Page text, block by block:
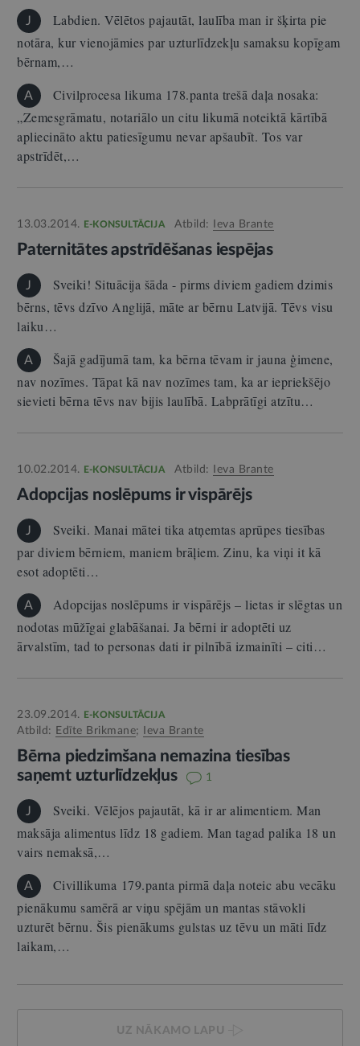
J
Labdien. Vēlētos pajautāt, laulība man ir šķirta pie
notāra, kur vienojāmies par uzturlīdzekļu samaksu kopīgam
bērnam,…
A
Civilprocesa likuma 178.panta trešā daļa nosaka:
„Zemesgrāmatu, notariālo un citu likumā noteiktā kārtībā
apliecināto aktu patiesīgumu nevar apšaubīt. Tos var
apstrīdēt,…
13.03.2014. E-KONSULTĀCIJA Atbild: Ieva Brante
Paternitātes apstrīdēšanas iespējas
J
Sveiki! Situācija šāda - pirms diviem gadiem dzimis
bērns, tēvs dzīvo Anglijā, māte ar bērnu Latvijā. Tēvs visu
laiku…
A
Šajā gadījumā tam, ka bērna tēvam ir jauna ģimene,
nav nozīmes. Tāpat kā nav nozīmes tam, ka ar iepriekšējo
sievieti bērna tēvs nav bijis laulībā. Labprātīgi atzītu…
10.02.2014. E-KONSULTĀCIJA Atbild: Ieva Brante
Adopcijas noslēpums ir vispārējs
J
Sveiki. Manai mātei tika atņemtas aprūpes tiesības
par diviem bērniem, maniem brāļiem. Zinu, ka viņi it kā
esot adoptēti…
A
Adopcijas noslēpums ir vispārējs – lietas ir slēgtas un
nodotas mūžīgai glabāšanai. Ja bērni ir adoptēti uz
ārvalstīm, tad to personas dati ir pilnībā izmainīti – citi…
23.09.2014. E-KONSULTĀCIJA
Atbild: Edīte Brikmane; Ieva Brante
Bērna piedzimšana nemazina tiesības
saņemt uzturlīdzekļus
1
J
Sveiki. Vēlējos pajautāt, kā ir ar alimentiem. Man
maksāja alimentus līdz 18 gadiem. Man tagad palika 18 un
vairs nemaksā,…
A
Civillikuma 179.panta pirmā daļa noteic abu vecāku
pienākumu samērā ar viņu spējām un mantas stāvokli
uzturēt bērnu. Šis pienākums gulstas uz tēvu un māti līdz
laikam,…
UZ NĀKAMO LAPU